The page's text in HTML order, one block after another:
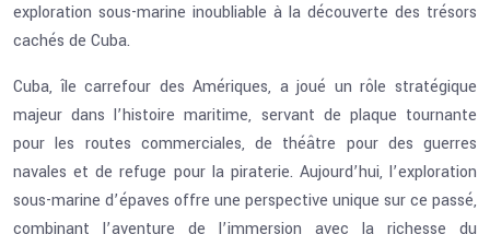
exploration sous-marine inoubliable à la découverte des trésors
cachés de Cuba.
Cuba, île carrefour des Amériques, a joué un rôle stratégique
majeur dans l’histoire maritime, servant de plaque tournante
pour les routes commerciales, de théâtre pour des guerres
navales et de refuge pour la piraterie. Aujourd’hui, l’exploration
sous-marine d’épaves offre une perspective unique sur ce passé,
combinant l’aventure de l’immersion avec la richesse du